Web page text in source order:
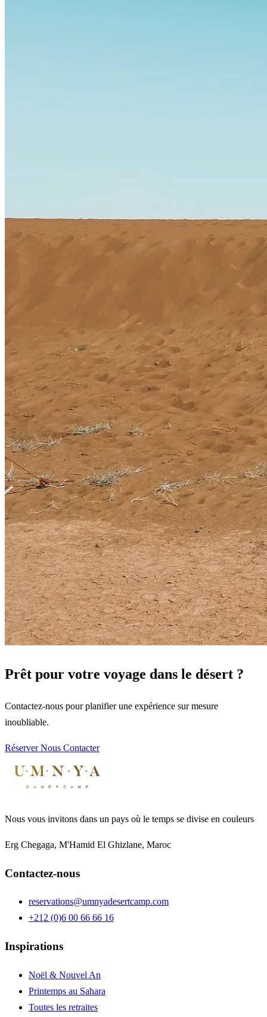
Prêt pour votre voyage dans le désert ?
Contactez-nous pour planifier une expérience sur mesure
inoubliable.
RéserverNous Contacter
Nous vous invitons dans un pays où le temps se divise en couleurs
Erg Chegaga, M'Hamid El Ghizlane, Maroc
Contactez-nous
reservations@umnyadesertcamp.com
+212 (0)6 00 66 66 16
Inspirations
Noël & Nouvel An
Printemps au Sahara
Toutes les retraites